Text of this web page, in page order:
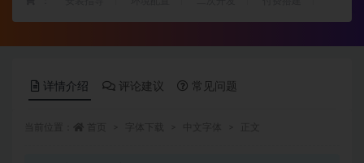
详情介绍 评论建议 常见问题